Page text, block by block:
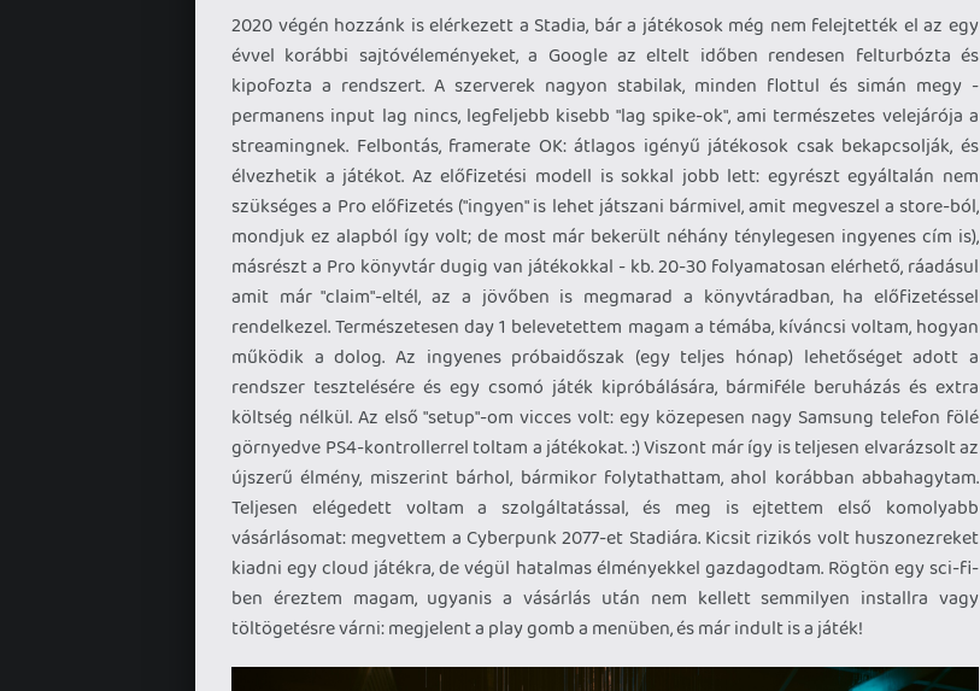
2020 végén hozzánk is elérkezett a Stadia, bár a játékosok még nem felejtették el az egy
évvel korábbi sajtóvéleményeket, a Google az eltelt időben rendesen felturbózta és
kipofozta a rendszert. A szerverek nagyon stabilak, minden flottul és simán megy -
permanens input lag nincs, legfeljebb kisebb "lag spike-ok", ami természetes velejárója a
streamingnek. Felbontás, framerate OK: átlagos igényű játékosok csak bekapcsolják, és
élvezhetik a játékot. Az előfizetési modell is sokkal jobb lett: egyrészt egyáltalán nem
szükséges a Pro előfizetés ("ingyen" is lehet játszani bármivel, amit megveszel a store-ból,
mondjuk ez alapból így volt; de most már bekerült néhány ténylegesen ingyenes cím is),
másrészt a Pro könyvtár dugig van játékokkal - kb. 20-30 folyamatosan elérhető, ráadásul
amit már "claim"-eltél, az a jövőben is megmarad a könyvtáradban, ha előfizetéssel
rendelkezel. Természetesen day 1 belevetettem magam a témába, kíváncsi voltam, hogyan
működik a dolog. Az ingyenes próbaidőszak (egy teljes hónap) lehetőséget adott a
rendszer tesztelésére és egy csomó játék kipróbálására, bármiféle beruházás és extra
költség nélkül. Az első "setup"-om vicces volt: egy közepesen nagy Samsung telefon fölé
görnyedve PS4-kontrollerrel toltam a játékokat. :) Viszont már így is teljesen elvarázsolt az
újszerű élmény, miszerint bárhol, bármikor folytathattam, ahol korábban abbahagytam.
Teljesen elégedett voltam a szolgáltatással, és meg is ejtettem első komolyabb
vásárlásomat: megvettem a Cyberpunk 2077-et Stadiára. Kicsit rizikós volt huszonezreket
kiadni egy cloud játékra, de végül hatalmas élményekkel gazdagodtam. Rögtön egy sci-fi-
ben éreztem magam, ugyanis a vásárlás után nem kellett semmilyen installra vagy
töltögetésre várni: megjelent a play gomb a menüben, és már indult is a játék!